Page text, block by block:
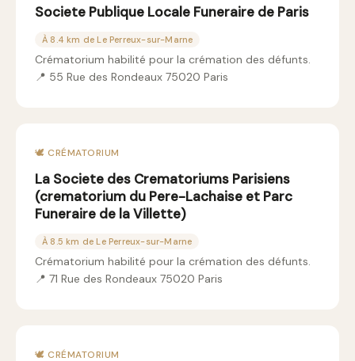
Societe Publique Locale Funeraire de Paris
À 8.4 km de Le Perreux-sur-Marne
Crématorium habilité pour la crémation des défunts.
📍 55 Rue des Rondeaux 75020 Paris
🕊️ CRÉMATORIUM
La Societe des Crematoriums Parisiens
(crematorium du Pere-Lachaise et Parc
Funeraire de la Villette)
À 8.5 km de Le Perreux-sur-Marne
Crématorium habilité pour la crémation des défunts.
📍 71 Rue des Rondeaux 75020 Paris
🕊️ CRÉMATORIUM